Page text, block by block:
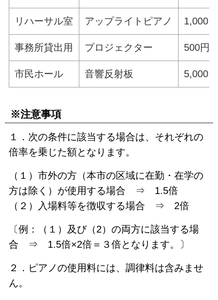
リハーサル室 アップライトピアノ 1,000円
事務所貸出用 プロジェクター 500円
市民ホール 音響反射板 5,000円
※注意事項
１．次の条件に該当する場合は、それぞれの
倍率を乗じた額となります。
（１）市外の方（本市の区域に在勤・在学の
方は除く）が使用する場合 ⇒ 1.5倍
（２）入場料等を徴収する場合 ⇒ 2倍
〔例：（１）及び（2）の両方に該当する場
合 ⇒ 1.5倍×2倍＝３倍となります。〕
２．ピアノの使用料には、調律料は含みませ
ん。